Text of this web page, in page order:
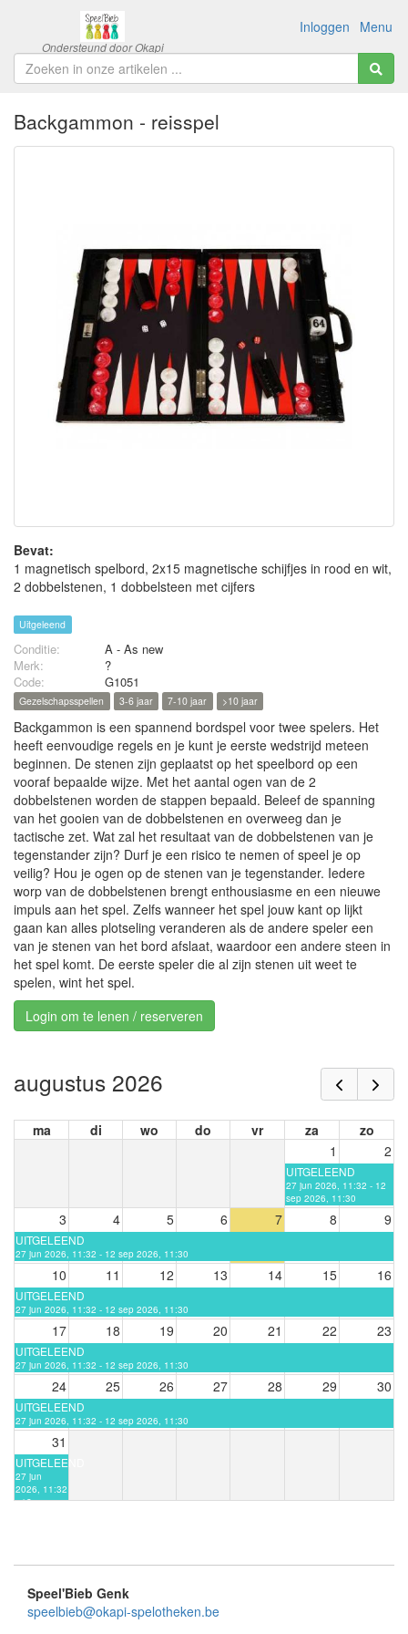
Menu
Inloggen
Backgammon - reisspel
Bevat:
1 magnetisch spelbord, 2x15 magnetische schijfjes in rood en wit,
2 dobbelstenen, 1 dobbelsteen met cijfers
Uitgeleend
Conditie:
A - As new
Merk:
?
Code:
G1051
Gezelschapsspellen 3-6 jaar 7-10 jaar >10 jaar
Backgammon is een spannend bordspel voor twee spelers. Het
heeft eenvoudige regels en je kunt je eerste wedstrijd meteen
beginnen. De stenen zijn geplaatst op het speelbord op een
vooraf bepaalde wijze. Met het aantal ogen van de 2
dobbelstenen worden de stappen bepaald. Beleef de spanning
van het gooien van de dobbelstenen en overweeg dan je
tactische zet. Wat zal het resultaat van de dobbelstenen van je
tegenstander zijn? Durf je een risico te nemen of speel je op
veilig? Hou je ogen op de stenen van je tegenstander. Iedere
worp van de dobbelstenen brengt enthousiasme en een nieuwe
impuls aan het spel. Zelfs wanneer het spel jouw kant op lijkt
gaan kan alles plotseling veranderen als de andere speler een
van je stenen van het bord afslaat, waardoor een andere steen in
het spel komt. De eerste speler die al zijn stenen uit weet te
spelen, wint het spel.
Login om te lenen / reserveren
augustus 2026
ma di wo do vr za
zo
1
2
UITGELEEND
27 jun 2026, 11:32 - 12
sep 2026, 11:30
3 4 5 6 7 8 9
UITGELEEND
27 jun 2026, 11:32 - 12 sep 2026, 11:30
10 11 12 13 14 15 16
UITGELEEND
27 jun 2026, 11:32 - 12 sep 2026, 11:30
17 18 19 20 21 22 23
UITGELEEND
27 jun 2026, 11:32 - 12 sep 2026, 11:30
24 25 26 27 28 29 30
UITGELEEND
27 jun 2026, 11:32 - 12 sep 2026, 11:30
31
UITGELEEND
27 jun
2026, 11:32
- 12 sep
Speel'Bieb Genk
speelbieb@okapi-spelotheken.be